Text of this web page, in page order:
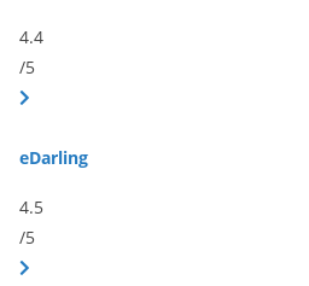
4.4
/5
eDarling
4.5
/5